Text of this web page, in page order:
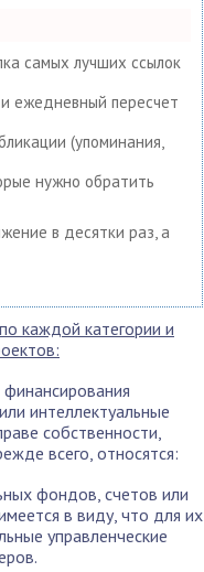
самых лучших ссылок
ежедневный пересчет
(упоминания,
нужно обратить
в десятки раз, а
каждой категории и
интеллектуальные
собственности,
всего, относятся:
фондов, счетов или
в виду, что для их
управленческие